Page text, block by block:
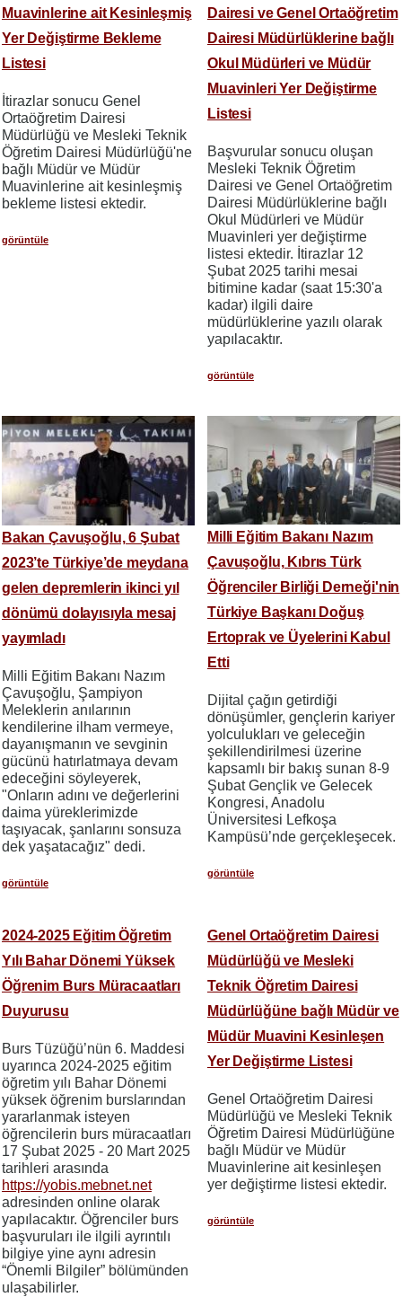
Muavinlerine ait Kesinleşmiş
Yer Değiştirme Bekleme
Listesi
İtirazlar sonucu Genel
Ortaöğretim Dairesi
Müdürlüğü ve Mesleki Teknik
Öğretim Dairesi Müdürlüğü'ne
bağlı Müdür ve Müdür
Muavinlerine ait kesinleşmiş
bekleme listesi ektedir.
görüntüle
Dairesi ve Genel Ortaöğretim
Dairesi Müdürlüklerine bağlı
Okul Müdürleri ve Müdür
Muavinleri Yer Değiştirme
Listesi
Başvurular sonucu oluşan
Mesleki Teknik Öğretim
Dairesi ve Genel Ortaöğretim
Dairesi Müdürlüklerine bağlı
Okul Müdürleri ve Müdür
Muavinleri yer değiştirme
listesi ektedir. İtirazlar 12
Şubat 2025 tarihi mesai
bitimine kadar (saat 15:30'a
kadar) ilgili daire
müdürlüklerine yazılı olarak
yapılacaktır.
görüntüle
Bakan Çavuşoğlu, 6 Şubat
2023’te Türkiye’de meydana
gelen depremlerin ikinci yıl
dönümü dolayısıyla mesaj
yayımladı
Milli Eğitim Bakanı Nazım
Çavuşoğlu, Şampiyon
Meleklerin anılarının
kendilerine ilham vermeye,
dayanışmanın ve sevginin
gücünü hatırlatmaya devam
edeceğini söyleyerek,
"Onların adını ve değerlerini
daima yüreklerimizde
taşıyacak, şanlarını sonsuza
dek yaşatacağız" dedi.
görüntüle
Milli Eğitim Bakanı Nazım
Çavuşoğlu, Kıbrıs Türk
Öğrenciler Birliği Derneği'nin
Türkiye Başkanı Doğuş
Ertoprak ve Üyelerini Kabul
Etti
Dijital çağın getirdiği
dönüşümler, gençlerin kariyer
yolculukları ve geleceğin
şekillendirilmesi üzerine
kapsamlı bir bakış sunan 8-9
Şubat Gençlik ve Gelecek
Kongresi, Anadolu
Üniversitesi Lefkoşa
Kampüsü’nde gerçekleşecek.
görüntüle
2024-2025 Eğitim Öğretim
Yılı Bahar Dönemi Yüksek
Öğrenim Burs Müracaatları
Duyurusu
Burs Tüzüğü’nün 6. Maddesi
uyarınca 2024-2025 eğitim
öğretim yılı Bahar Dönemi
yüksek öğrenim burslarından
yararlanmak isteyen
öğrencilerin burs müracaatları
17 Şubat 2025 - 20 Mart 2025
tarihleri arasında
https://yobis.mebnet.net
adresinden online olarak
yapılacaktır. Öğrenciler burs
başvuruları ile ilgili ayrıntılı
bilgiye yine aynı adresin
“Önemli Bilgiler” bölümünden
ulaşabilirler.
Genel Ortaöğretim Dairesi
Müdürlüğü ve Mesleki
Teknik Öğretim Dairesi
Müdürlüğüne bağlı Müdür ve
Müdür Muavini Kesinleşen
Yer Değiştirme Listesi
Genel Ortaöğretim Dairesi
Müdürlüğü ve Mesleki Teknik
Öğretim Dairesi Müdürlüğüne
bağlı Müdür ve Müdür
Muavinlerine ait kesinleşen
yer değiştirme listesi ektedir.
görüntüle